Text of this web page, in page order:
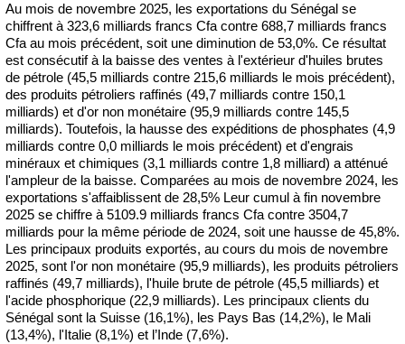
Au mois de novembre 2025, les exportations du Sénégal se
chiffrent à 323,6 milliards francs Cfa contre 688,7 milliards francs
Cfa au mois précédent, soit une diminution de 53,0%. Ce résultat
est consécutif à la baisse des ventes à l'extérieur d'huiles brutes
de pétrole (45,5 milliards contre 215,6 milliards le mois précédent),
des produits pétroliers raffinés (49,7 milliards contre 150,1
milliards) et d'or non monétaire (95,9 milliards contre 145,5
milliards). Toutefois, la hausse des expéditions de phosphates (4,9
milliards contre 0,0 milliards le mois précédent) et d'engrais
minéraux et chimiques (3,1 milliards contre 1,8 milliard) a atténué
l'ampleur de la baisse. Comparées au mois de novembre 2024, les
exportations s'affaiblissent de 28,5% Leur cumul à fin novembre
2025 se chiffre à 5109.9 milliards francs Cfa contre 3504,7
milliards pour la même période de 2024, soit une hausse de 45,8%.
Les principaux produits exportés, au cours du mois de novembre
2025, sont l'or non monétaire (95,9 milliards), les produits pétroliers
raffinés (49,7 milliards), l'huile brute de pétrole (45,5 milliards) et
l'acide phosphorique (22,9 milliards). Les principaux clients du
Sénégal sont la Suisse (16,1%), les Pays Bas (14,2%), le Mali
(13,4%), l'Italie (8,1%) et l’Inde (7,6%).